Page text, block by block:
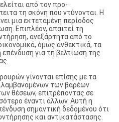
από τον προ-
τη σκόνη που ντύνονται. Η
μια εκτεταμένη περίοδος
Επιπλέον, απαιτεί τη
ανεξάρτητα από το
όμως ανθεκτικά, τα
για τη βελτίωση της
γίνονται επίσης με τα
των βαρέων
θέσεων, επιτρέποντας σε
έναντι άλλων. Αυτή η
σημαντική δεδομένου ότι
και αντικατάστασης.